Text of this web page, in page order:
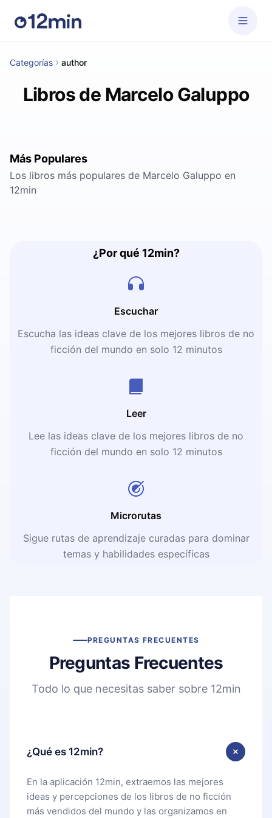
Categorías author
Libros de Marcelo Galuppo
Más Populares
Los libros más populares de Marcelo Galuppo en
12min
¿Por qué 12min?
Escuchar
Escucha las ideas clave de los mejores libros de no
ficción del mundo en solo 12 minutos
Leer
Lee las ideas clave de los mejores libros de no
ficción del mundo en solo 12 minutos
Microrutas
Sigue rutas de aprendizaje curadas para dominar
temas y habilidades específicas
PREGUNTAS FRECUENTES
Preguntas Frecuentes
Todo lo que necesitas saber sobre 12min
¿Qué es 12min?
En la aplicación 12min, extraemos las mejores
ideas y percepciones de los libros de no ficción
más vendidos del mundo y las organizamos en